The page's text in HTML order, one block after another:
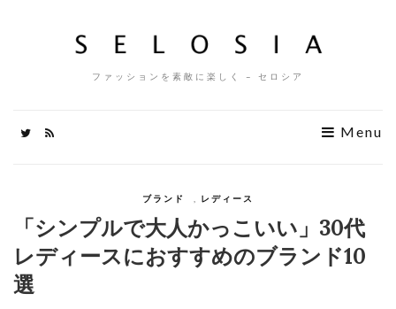
ファッションを素敵に楽しく – セロシア
Menu
ブランド レディース
「シンプルで大人かっこいい」30代
レディースにおすすめのブランド10
選